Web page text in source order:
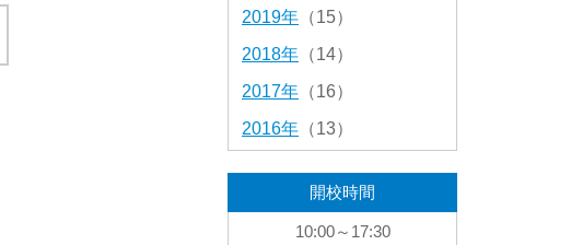
2019年 （15）
2018年 （14）
2017年 （16）
2016年 （13）
開校時間
10:00～17:30